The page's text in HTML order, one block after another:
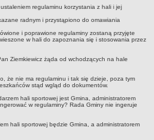
Gminy Boniewo/
pracy
internetowej Urzędu Gminy Boniewo
regulaminu korzystania z hali i jej
radnym i przystąpiono do omawiania
i poprawione regulaminy zostaną przyjęte
w hali do zapoznania się i stosowania przez
Ziemkiewicz żąda od wchodzących na hale
że nie ma regulaminu i tak się dzieje, poza tym
stąd wgląd do dokumentów.
hali sportowej jest Gmina, administratorem
w regulaminy? Rada Gminy nie ingeruje
hali sportowej będzie Gmina, a administratorem